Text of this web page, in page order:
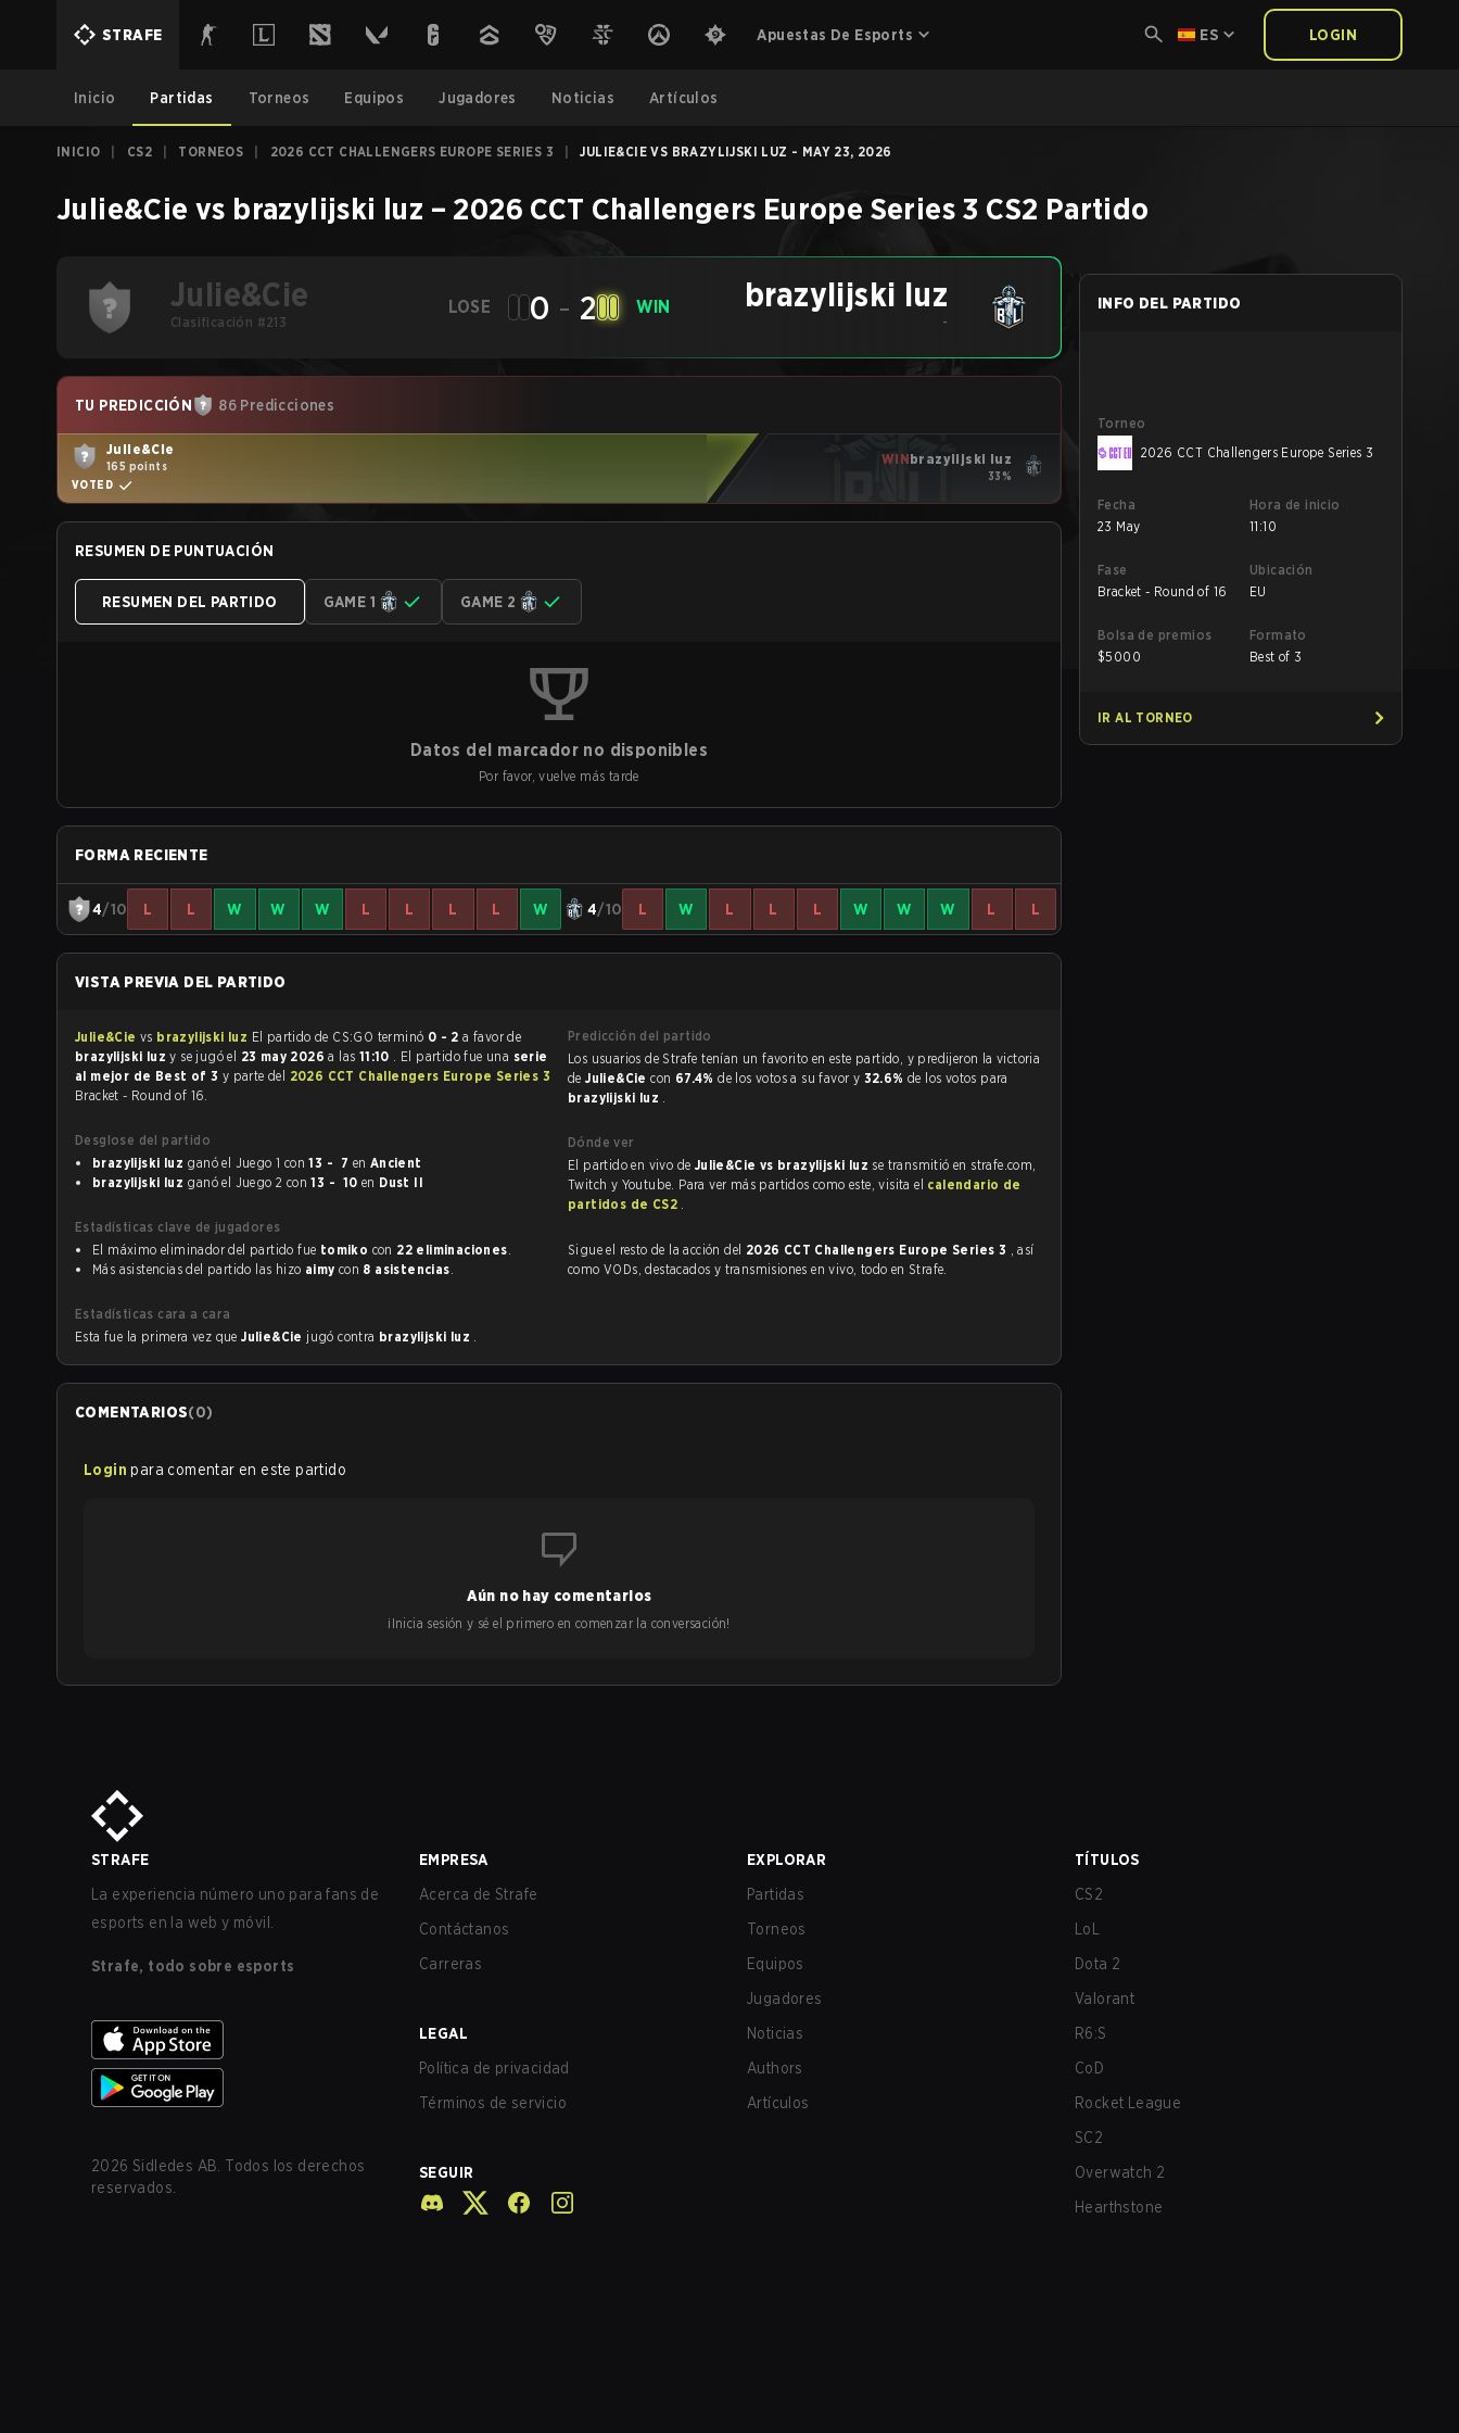
STRAFE Apuestas De Esports ES LOGIN
Inicio Partidas Torneos Equipos Jugadores Noticias Artículos
INICIO CS2 TORNEOS 2026 CCT CHALLENGERS EUROPE SERIES 3 JULIE&CIE VS BRAZYLIJSKI LUZ - MAY 23, 2026
Julie&Cie vs brazylijski luz – 2026 CCT Challengers Europe Series 3 CS2 Partido
Julie&Cie
Clasificación #213
LOSE 0 - 2 WIN brazylijski luz
-
TU PREDICCIÓN 86 Predicciones
Julie&Cie
165 points
VOTED
WINbrazylijski luz
33%
RESUMEN DE PUNTUACIÓN
RESUMEN DEL PARTIDO GAME 1 GAME 2
Datos del marcador no disponibles
Por favor, vuelve más tarde
FORMA RECIENTE
4/10 L L W W W L L L L W 4/10 L W L L L W W W L L
VISTA PREVIA DEL PARTIDO
Julie&Cie vs brazylijski luz El partido de CS:GO terminó 0 - 2 a favor de
brazylijski luzy se jugó el 23 may 2026a las 11:10 . El partido fue una serie
al mejor de Best of 3 y parte del 2026 CCT Challengers Europe Series 3
Bracket - Round of 16.
Desglose del partido
brazylijski luz
ganó el Juego 1 con 13 - 7 en Ancient
brazylijski luz
ganó el Juego 2 con 13 - 10 en Dust II
Estadísticas clave de jugadores
El máximo eliminador del partido fue tomiko con 22 eliminaciones.
Más asistencias del partido las hizo aimy con 8 asistencias.
Estadísticas cara a cara
Esta fue la primera vez queJulie&Cie jugó contra brazylijski luz .
Predicción del partido
Los usuarios de Strafe tenían un favorito en este partido, y predijeron la victoria
deJulie&Ciecon 67.4%de los votos a su favor y 32.6% de los votos para
brazylijski luz .
Dónde ver
El partido en vivo de Julie&Cie vs brazylijski luz se transmitió en strafe.com,
Twitch y Youtube. Para ver más partidos como este, visita el calendario de
partidos de CS2 .
Sigue el resto de la acción del 2026 CCT Challengers Europe Series 3 , así
como VODs, destacados y transmisiones en vivo, todo en Strafe.
COMENTARIOS(0)
Login para comentar en este partido
Aún no hay comentarios
¡Inicia sesión y sé el primero en comenzar la conversación!
INFO DEL PARTIDO
Torneo
2026 CCT Challengers Europe Series 3
Fecha
23 May
Hora de inicio
11:10
Fase
Bracket - Round of 16
Ubicación
EU
Bolsa de premios
$5000
Formato
Best of 3
IR AL TORNEO
STRAFE
La experiencia número uno para fans de
esports en la web y móvil.
Strafe, todo sobre esports
2026 Sidledes AB. Todos los derechos
reservados.
EMPRESA
Acerca de Strafe
Contáctanos
Carreras
LEGAL
Política de privacidad
Términos de servicio
SEGUIR
EXPLORAR
Partidas
Torneos
Equipos
Jugadores
Noticias
Authors
Artículos
TÍTULOS
CS2
LoL
Dota 2
Valorant
R6:S
CoD
Rocket League
SC2
Overwatch 2
Hearthstone